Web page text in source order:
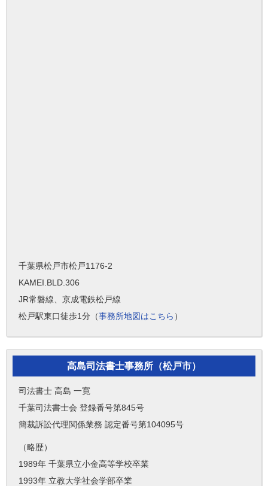
千葉県松戸市松戸1176-2
KAMEI.BLD.306
JR常磐線、京成電鉄松戸線
松戸駅東口徒歩1分（事務所地図はこちら ）
高島司法書士事務所（松戸市）
司法書士 高島 一寛
千葉司法書士会 登録番号第845号
簡裁訴訟代理関係業務 認定番号第104095号
（略歴）
1989年 千葉県立小金高等学校卒業
1993年 立教大学社会学部卒業